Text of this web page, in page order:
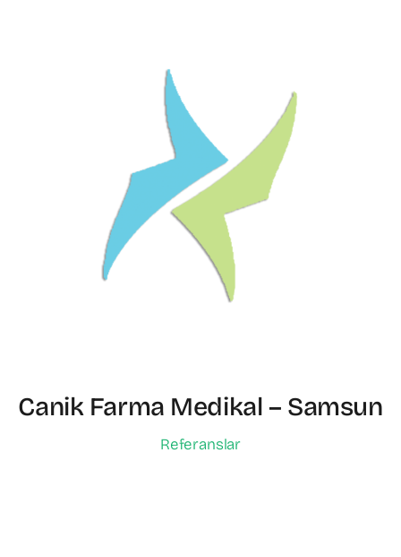
Canik Farma Medikal – Samsun
Referanslar